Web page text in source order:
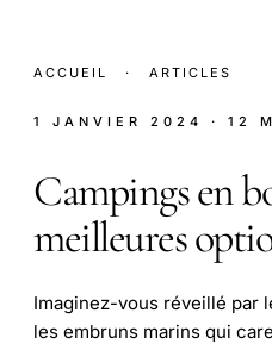
ACCUEIL · ARTICLES
1 JANVIER 2024 · 12
Campings en
meilleures
Imaginez-vous réveillé par
les embruns marins qui